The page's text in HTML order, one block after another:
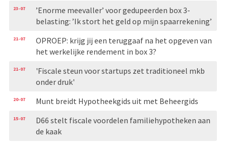
23-07
’Enorme meevaller’ voor gedupeerden box 3-
belasting: ’Ik stort het geld op mijn spaarrekening’
21-07
OPROEP: krijg jij een teruggaaf na het opgeven van
het werkelijke rendement in box 3?
21-07
'Fiscale steun voor startups zet traditioneel mkb
onder druk'
20-07 Munt breidt Hypotheekgids uit met Beheergids
15-07
D66 stelt fiscale voordelen familiehypotheken aan
de kaak